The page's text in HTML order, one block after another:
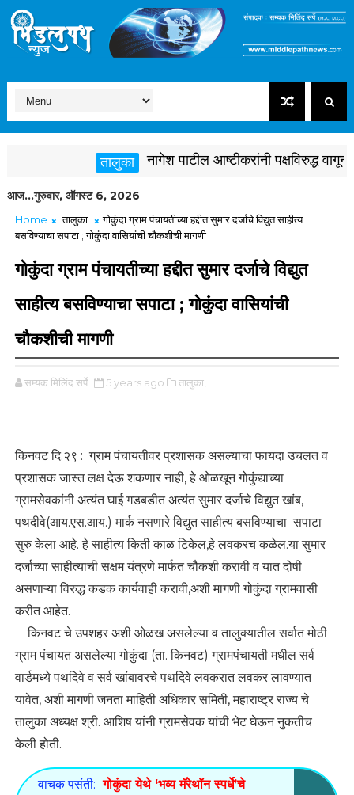
तालुका नागेश पाटील आष्टीकरांनी पक्षविरुद्ध वागून
आज...गुरुवार, ऑगस्ट 6, 2026
Home तालुका
गोकुंदा ग्राम पंचायतीच्या हद्दीत सुमार दर्जाचे विद्युत साहीत्य
बसविण्याचा सपाटा ; गोकुंदा वासियांची चौकशीची मागणी
गोकुंदा ग्राम पंचायतीच्या हद्दीत सुमार दर्जाचे विद्युत
साहीत्य बसविण्याचा सपाटा ; गोकुंदा वासियांची
चौकशीची मागणी
सम्यक मिलिंद सर्पे 5 years ago तालुका,
किनवट दि.२९ : ग्राम पंचायतीवर प्रशासक असल्याचा फायदा उचलत व
प्रशासक जास्त लक्ष देऊ शकणार नाही, हे ओळखून गोकुंद्याच्या
ग्रामसेवकांनी अत्यंत घाई गडबडीत अत्यंत सुमार दर्जाचे विद्युत खांब,
पथदीवे(आय.एस.आय.) मार्क नसणारे विद्युत साहीत्य बसविण्याचा सपाटा
सुरु केला आहे. हे साहीत्य किती काळ टिकेल,हे लवकरच कळेल.या सुमार
दर्जाच्या साहीत्याची सक्षम यंत्रणे मार्फत चौकशी करावी व यात दोषी
असणाऱ्या विरुद्ध कडक कार्यवाही करावी,अशी मागणी गोकुंदा ग्रामवासी
करीत आहेत.
किनवट चे उपशहर अशी ओळख असलेल्या व तालुक्यातील सर्वात मोठी
ग्राम पंचायत असलेल्या गोकुंदा (ता. किनवट) ग्रामपंचायती मधील सर्व
वार्डमध्ये पथदिवे व सर्व खांबावरचे पथदिवे लवकरात लवकर लावण्यात
यावेत, अशी मागणी जनता माहिती अधिकार समिती, महाराष्ट्र राज्य चे
तालुका अध्यक्ष श्री. आशिष यांनी ग्रामसेवक यांची भेट घेऊन नुकतीच
केली होती.
वाचक पसंती: गोकुंदा येथे ‘भव्य मॅरेथॉन स्पर्धे’चे